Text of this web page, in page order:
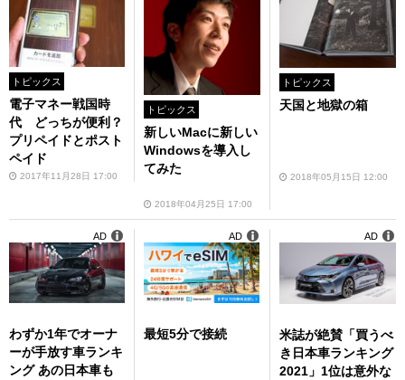
トピックス
電子マネー戦国時
代 どっちが便利？
プリペイドとポスト
ペイド
2017年11月28日 17:00
トピックス
新しいMacに新しい
Windowsを導入し
てみた
2018年04月25日 17:00
トピックス
天国と地獄の箱
2018年05月15日 12:00
わずか1年でオーナ
ーが手放す車ランキ
ング あの日本車も
AD
最短5分で接続
AD
米誌が絶賛「買うべ
き日本車ランキング
2021」1位は意外な
AD